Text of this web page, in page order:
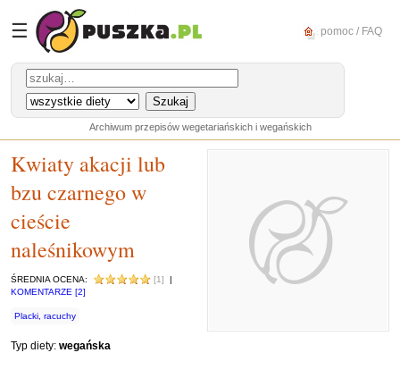
☰ pomoc / FAQ
Archiwum przepisów wegetariańskich i wegańskich
Kwiaty akacji lub
bzu czarnego w
cieście
naleśnikowym
ŚREDNIA OCENA: [1]
|
KOMENTARZE [2]
Placki, racuchy
Typ diety: wegańska